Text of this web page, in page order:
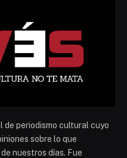
de periodismo cultural cuyo
sobre lo que
nuestros días. Fue